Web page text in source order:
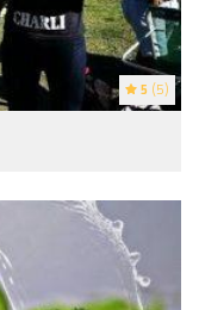
5 (5)